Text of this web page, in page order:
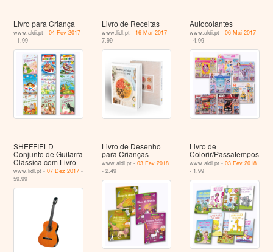
Livro para Criança
www.aldi.pt -04 Fev 2017
- 1.99
Livro de Receitas
www.lidl.pt - 16 Mar 2017-
7.99
Autocolantes
www.aldi.pt -06 Mai 2017
- 4.99
SHEFFIELD
Conjunto de Guitarra
Clássica com Livro
www.lidl.pt -07 Dez 2017 -
59.99
Livro de Desenho
para Crianças
www.aldi.pt - 03 Fev 2018
- 2.49
Livro de
Colorir/Passatempos
www.aldi.pt -03 Fev 2018
- 1.99